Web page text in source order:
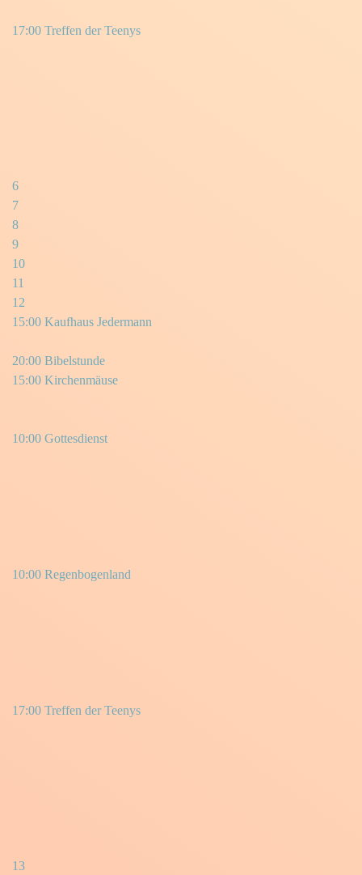
17:00 Treffen der Teenys
6
7
8
9
10
11
12
15:00 Kaufhaus Jedermann
20:00 Bibelstunde
15:00 Kirchenmäuse
10:00 Gottesdienst
10:00 Regenbogenland
17:00 Treffen der Teenys
13